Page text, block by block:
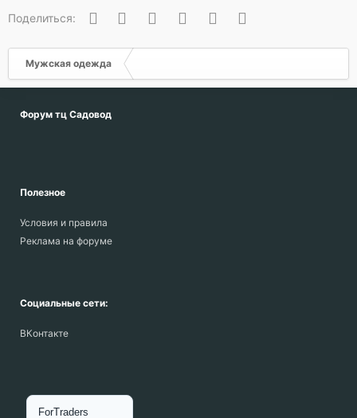
Поделиться: ВконтактеОдноклассники
Facebook
Twitter WhatsApp
Мужская одежда
Форум тц Садовод
Полезное
Условия и правила
Реклама на форуме
Социальные сети:
ВКонтакте